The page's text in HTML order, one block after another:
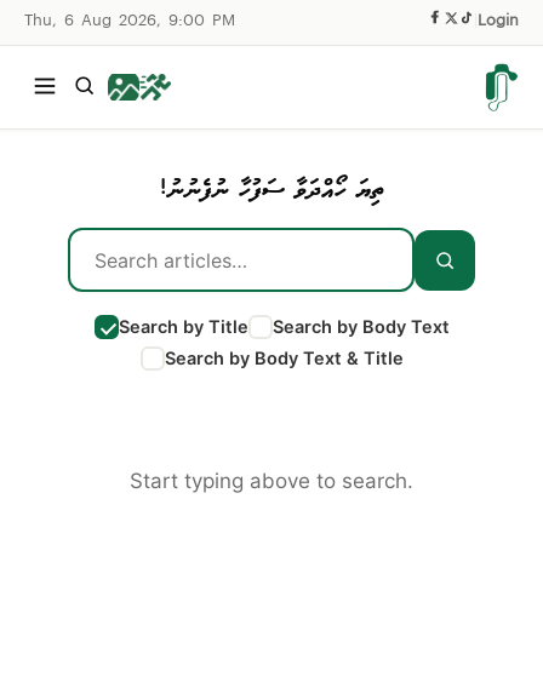
Thu, 6 Aug 2026, 9:00 PM Login
ތިޔަ ހޯއްދަވާ ސަފުހާ ނުފެނުނު!
Search by Title
Search by Body Text
Search by Body Text & Title
Start typing above to search.